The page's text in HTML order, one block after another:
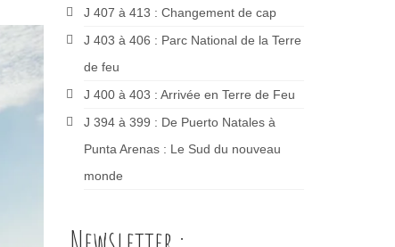
J 407 à 413 : Changement de cap
J 403 à 406 : Parc National de la Terre
de feu
J 400 à 403 : Arrivée en Terre de Feu
J 394 à 399 : De Puerto Natales à
Punta Arenas : Le Sud du nouveau
monde